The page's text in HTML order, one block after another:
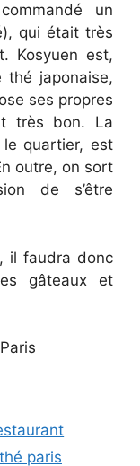
un
qui était très
Kosyuen est,
japonaise,
ses propres
très bon. La
quartier, est
outre, on sort
de s’être
il faudra donc
gâteaux et
paris